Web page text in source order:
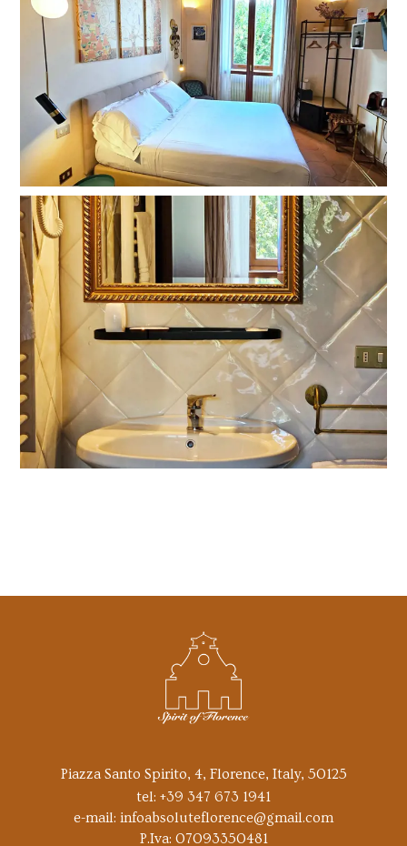
Piazza Santo Spirito, 4, Florence, Italy, 50125
tel: +39 347 673 1941
e-mail: infoabsoluteflorence@gmail.com
P.Iva: 07093350481